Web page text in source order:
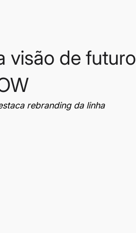
visão de futuro
rebranding da linha